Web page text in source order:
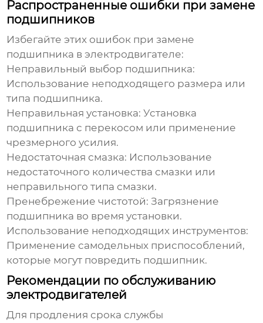
Распространенные ошибки при замене
подшипников
Избегайте этих ошибок призамене
подшипника в электродвигателе:
Неправильный выбор подшипника:
Использование неподходящего размера или
типа подшипника.
Неправильная установка: Установка
подшипника с перекосом или применение
чрезмерного усилия.
Недостаточная смазка: Использование
недостаточного количества смазки или
неправильного типа смазки.
Пренебрежение чистотой: Загрязнение
подшипника во время установки.
Использование неподходящих инструментов:
Применение самодельных приспособлений,
которые могут повредить подшипник.
Рекомендации по обслуживанию
электродвигателей
Для продления срока службы